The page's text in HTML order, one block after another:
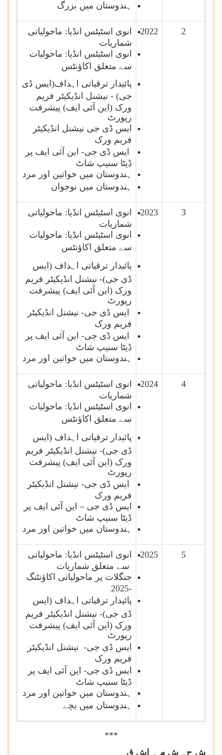
ہندوستان میں بزرگ
2
2022
انوی اسٹیٹس انڈیا: ماحولیاتی
شماریات
انوی اسٹیٹس انڈیا: ماحولیات
سے متعلق اکاؤنٹس
پائیدار ترقیاتی اہداف(ایس ڈی
جی) - نیشنل انڈیکیٹر فریم
ورک (این آئی ایف) پیشرفت
رپورٹ
ایس ڈی جی نیشنل انڈیکیٹر
فریم ورک
ایس ڈی جی- این آئی ایف پر
ڈیٹا سنیپ شاٹ
ہندوستان میں خواتین اور مرد
ہندوستان میں نوجوان
3
2023
انوی اسٹیٹس انڈیا: ماحولیاتی
شماریات
انوی اسٹیٹس انڈیا: ماحولیات
سے متعلق اکاؤنٹس
پائیدار ترقیاتی اہداف (ایس
ڈی جی)- نیشنل انڈیکیٹر فریم
ورک (این آئی ایف) پیشرفت
رپورٹ
ایس ڈی جی- نیشنل انڈیکیٹر
فریم ورک
ایس ڈی جی- این آئی ایف پر
ڈیٹا سنیپ شاٹ
ہندوستان میں خواتین اور مرد
4
2024
انوی اسٹیٹس انڈیا: ماحولیاتی
شماریات
انوی اسٹیٹس انڈیا: ماحولیات
سے متعلق اکاؤنٹس
پائیدار ترقیاتی اہداف (ایس
ڈی جی)- نیشنل انڈیکیٹر فریم
ورک (این آئی ایف) پیشرفت
رپورٹ
ایس ڈی جی- نیشنل انڈیکیٹر
فریم ورک
ایس ڈی جی – این آئی ایف پر
ڈیٹا سنیپ شاٹ
ہندوستان میں خواتین اور مرد
5
2025
انوی اسٹیٹس انڈیا: ماحولیاتی
سے متعلق شماریات
جنگلات پر ماحولیاتی اکاؤنٹنگ
-2025
پائیدار ترقیاتی اہداف (ایس
ڈی جی)- نیشنل انڈیکیٹر فریم
ورک (این آئی ایف) پیشرفت
رپورٹ
ایس ڈی جی- نیشنل انڈیکیٹر
فریم ورک
ایس ڈی جی- این آئی ایف پر
ڈیٹا سنیپ شاٹ
ہندوستان میں خواتین اور مرد
ہندوستان میں بچے
***
ش ح۔ ش م ۔ اش ق